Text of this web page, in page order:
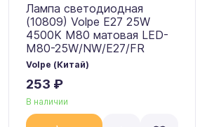
Лампа светодиодная
(10809) Volpe E27 25W
4500K M80 матовая LED-
M80-25W/NW/E27/FR
Volpe (Китай)
253 ₽
В наличии